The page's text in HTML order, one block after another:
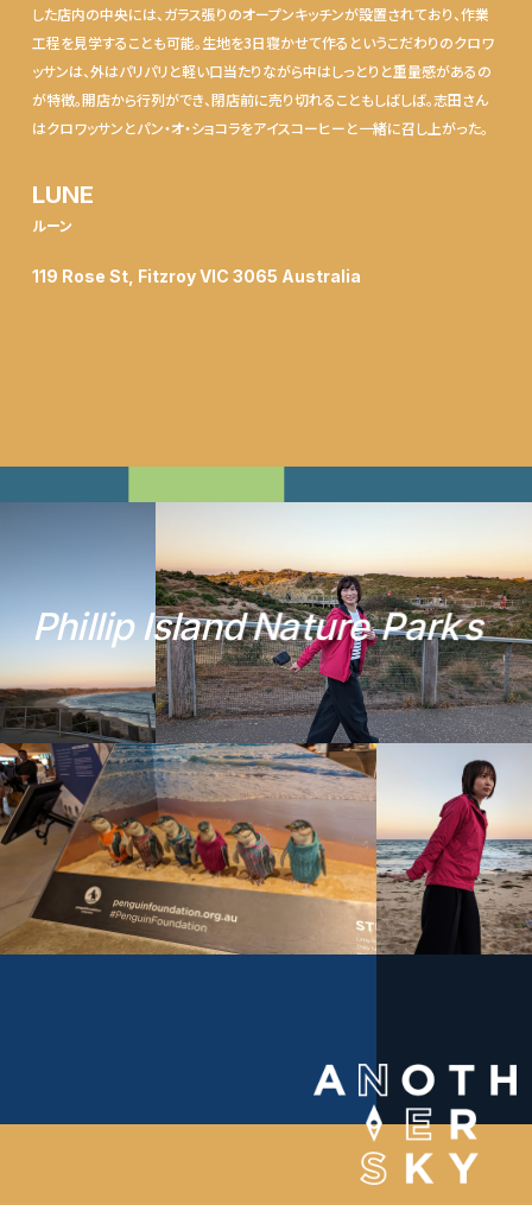
した店内の中央には、ガラス張りのオープンキッチンが設置されており、作業
工程を見学することも可能。生地を3日寝かせて作るというこだわりのクロワ
ッサンは、外はパリパリと軽い口当たりながら中はしっとりと重量感があるの
が特徴。開店から行列ができ、閉店前に売り切れることもしばしば。志田さん
はクロワッサンとパン・オ・ショコラをアイスコーヒーと一緒に召し上がった。
LUNE
ルーン
119 Rose St, Fitzroy VIC 3065 Australia
PhillipIslandNatureParks